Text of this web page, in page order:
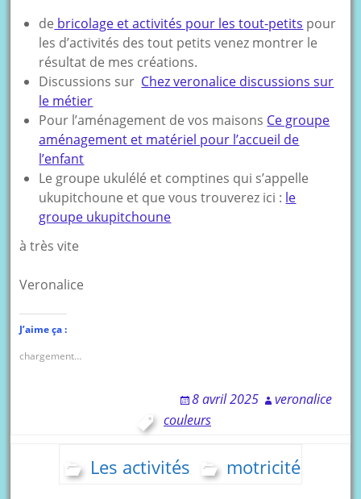
de bricolage et activités pour les tout-petits pour
les d’activités des tout petits venez montrer le
résultat de mes créations.
Discussions sur Chez veronalice discussions sur
le métier
Pour l’aménagement de vos maisons Ce groupe
aménagement et matériel pour l’accueil de
l’enfant
Le groupe ukulélé et comptines qui s’appelle
ukupitchoune et que vous trouverez ici : le
groupe ukupitchoune
à très vite
Veronalice
J’aime ça :
chargement…
8 avril 2025
veronalice
couleurs
Les activités motricité